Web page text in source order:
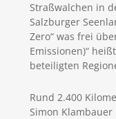
Straßwalchen in
Salzburger
Zero“ was frei
Emissionen)“
beteiligten
Rund 2.400
Simon